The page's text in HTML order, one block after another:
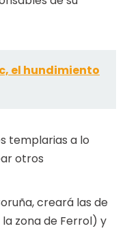
el hundimiento
templarias a lo
otros
creará las de
la zona de Ferrol) y